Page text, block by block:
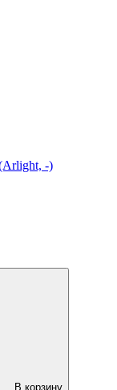
-)
В корзину